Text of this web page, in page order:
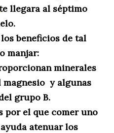
llegara al séptimo
beneficios de tal
manjar:
minerales
magnesio y algunas
grupo B.
por el que comer uno
atenuar los